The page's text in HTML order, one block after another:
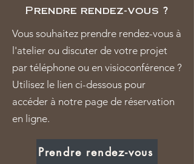
Prendre rendez-vous ?
Vous souhaitez prendre rendez-vous à
l'atelier ou discuter de votre projet
par téléphone ou en visioconférence ?
Utilisez le lien ci-dessous pour
accéder à notre page de réservation
en ligne.
Prendre rendez-vous